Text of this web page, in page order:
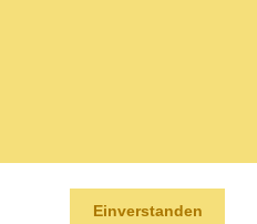
Einverstanden